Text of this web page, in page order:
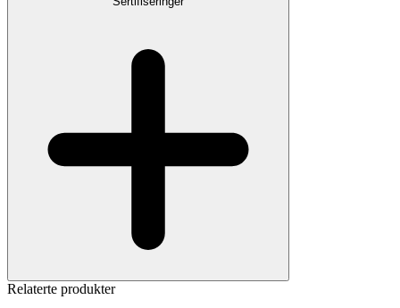
Relaterte produkter